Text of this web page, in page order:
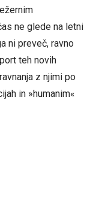
ne glede na letni
ni preveč, ravno
teh novih
z njimi po
in »humanim«